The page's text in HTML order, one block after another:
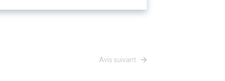
Avis suivant